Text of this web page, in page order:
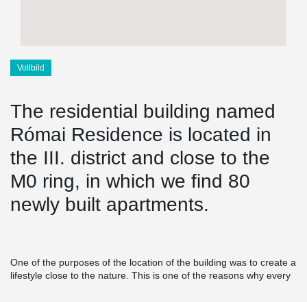
Vollbild
The residential building named
Római Residence is located in
the III. district and close to the
M0 ring, in which we find 80
newly built apartments.
One of the purposes of the location of the building was to create a
lifestyle close to the nature. This is one of the reasons why every